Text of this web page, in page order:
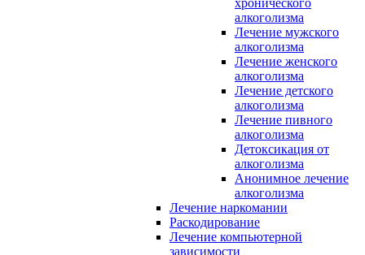
хронического
алкоголизма
Лечение мужского
алкоголизма
Лечение женского
алкоголизма
Лечение детского
алкоголизма
Лечение пивного
алкоголизма
Детоксикация от
алкоголизма
Анонимное лечение
алкоголизма
Лечение наркомании
Раскодирование
Лечение компьютерной
зависимости